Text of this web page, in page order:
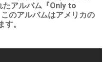
たアルバム『Only to
のアルバムはアメリカの
。